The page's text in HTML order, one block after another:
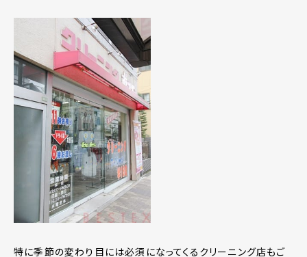
特に季節の変わり目には必須になってくるクリーニング店もご